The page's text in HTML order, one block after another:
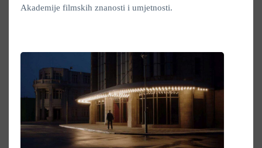
Akademije filmskih znanosti i umjetnosti.